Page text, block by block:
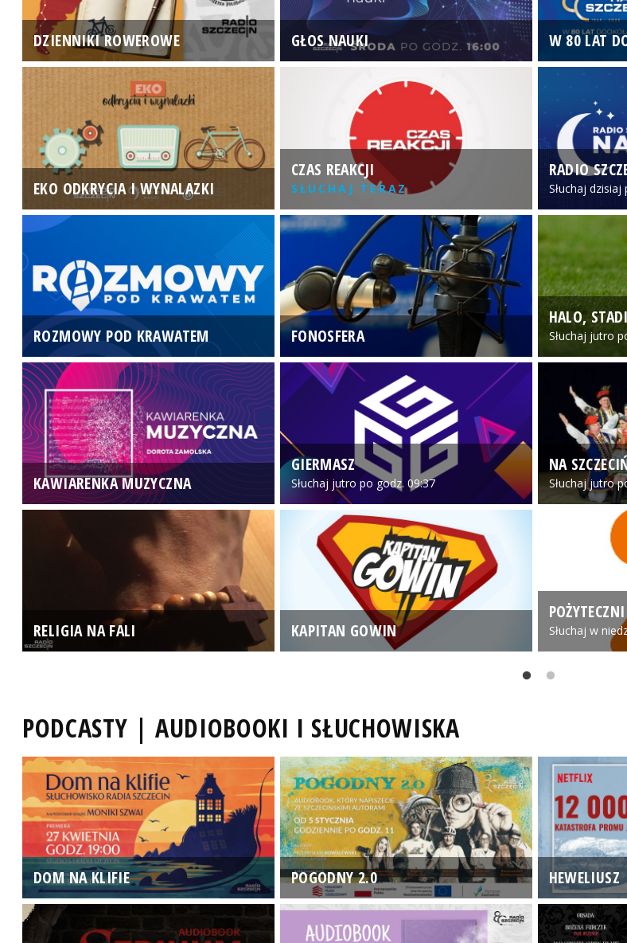
DZIENNIKI ROWEROWE GŁOS NAUKI W 80 LAT
EKO ODKRYCIA I WYNALAZKI
CZAS REAKCJI
SŁUCHAJ TERAZ
RADIO
Słuchaj
ROZMOWY POD KRAWATEM FONOSFERA
HALO,
Słuchaj jutro
KAWIARENKA MUZYCZNA
GIERMASZ
Słuchaj jutro po godz. 09:37
NA
Słuchaj jutro
RELIGIA NA FALI KAPITAN GOWIN
POŻYTECZNI
Słuchaj w
PODCASTY | AUDIOBOOKI I SŁUCHOWISKA
DOM NA KLIFIE POGODNY 2.0 HEWELIUSZ